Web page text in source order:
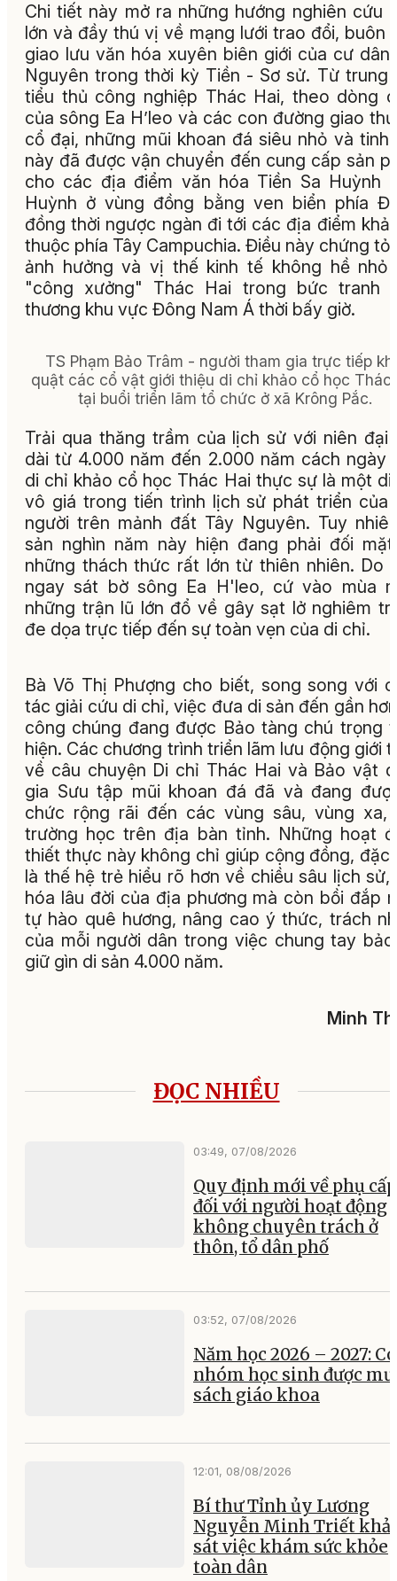
Chi tiết này mở ra những hướng nghiên cứu
lớn và đầy thú vị về mạng lưới trao đổi, buôn
giao lưu văn hóa xuyên biên giới của cư dân
Nguyên trong thời kỳ Tiền - Sơ sử. Từ trung
tiểu thủ công nghiệp Thác Hai, theo dòng
của sông Ea H’leo và các con đường giao
cổ đại, những mũi khoan đá siêu nhỏ và tinh
này đã được vận chuyển đến cung cấp sản
cho các địa điểm văn hóa Tiền Sa Huỳnh
Huỳnh ở vùng đồng bằng ven biển phía
đồng thời ngược ngàn đi tới các địa điểm
thuộc phía Tây Campuchia. Điều này chứng tỏ
ảnh hưởng và vị thế kinh tế không hề nhỏ
"công xưởng" Thác Hai trong bức tranh
thương khu vực Đông Nam Á thời bấy giờ.
TS Phạm Bảo Trâm - người tham gia trực tiếp
quật các cổ vật giới thiệu di chỉ khảo cổ học Thác
tại buổi triển lãm tổ chức ở xã Krông Pắc.
Trải qua thăng trầm của lịch sử với niên đại
dài từ 4.000 năm đến 2.000 năm cách ngày
di chỉ khảo cổ học Thác Hai thực sự là một di
vô giá trong tiến trình lịch sử phát triển của
người trên mảnh đất Tây Nguyên. Tuy
sản nghìn năm này hiện đang phải đối
những thách thức rất lớn từ thiên nhiên. Do
ngay sát bờ sông Ea H'leo, cứ vào mùa
những trận lũ lớn đổ về gây sạt lở nghiêm
đe dọa trực tiếp đến sự toàn vẹn của di chỉ.
Bà Võ Thị Phượng cho biết, song song với
tác giải cứu di chỉ, việc đưa di sản đến gần
công chúng đang được Bảo tàng chú trọng
hiện. Các chương trình triển lãm lưu động giới
về câu chuyện Di chỉ Thác Hai và Bảo vật
gia Sưu tập mũi khoan đá đã và đang
chức rộng rãi đến các vùng sâu, vùng xa,
trường học trên địa bàn tỉnh. Những hoạt
thiết thực này không chỉ giúp cộng đồng, đặc
là thế hệ trẻ hiểu rõ hơn về chiều sâu lịch sử,
hóa lâu đời của địa phương mà còn bồi đắp
tự hào quê hương, nâng cao ý thức, trách
của mỗi người dân trong việc chung tay
giữ gìn di sản 4.000 năm.
Minh
ĐỌC NHIỀU
03:49, 07/08/2026
Quy định mới về phụ cấp
đối với người hoạt động
không chuyên trách ở
thôn, tổ dân phố
03:52, 07/08/2026
Năm học 2026 – 2027:
nhóm học sinh được
sách giáo khoa
12:01, 08/08/2026
Bí thư Tỉnh ủy Lương
Nguyễn Minh Triết
sát việc khám sức khỏe
toàn dân